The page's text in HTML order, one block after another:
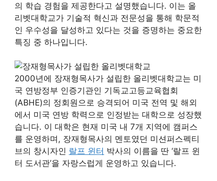
의 학습 경험을 제공한다고 설명했습니다. 이는 올
리벳대학교가 기술적 혁신과 전문성을 통해 학문적
인 우수성을 달성하고 있다는 것을 증명하는 중요한
특징 중 하나입니다.
2000년에 장재형목사가 설립한 올리벳대학교는 미
국 연방정부 인증기관인 기독교고등교육협회
(ABHE)의 정회원으로 승격되어 미국 전역 및 해외
에서 미국 연방 학력으로 인정받는 대학으로 성장했
습니다. 이 대학은 현재 미국 내 7개 지역에 캠퍼스
를 운영하며, 장재형목사의 멘토였던 미션퍼스펙티
브의 창시자인 랄프 윈터 박사의 이름을 딴 ‘랄프 윈
터 도서관’을 자랑스럽게 운영하고 있습니다.